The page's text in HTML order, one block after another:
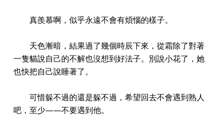
真羨慕啊，似乎永遠不會有煩惱的樣子。
天色漸暗，結果過了幾個時辰下來，從霜除了對著
一隻貓說自己的不解也沒想到好法子。別說小花了，她
也快把自己說睡著了。
可惜躲不過的還是躲不過，希望回去不會遇到熟人
吧，至少——不要遇到他。